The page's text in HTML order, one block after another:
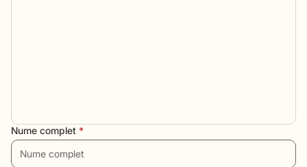
Nume complet *